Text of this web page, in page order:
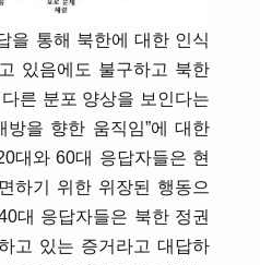
을 통해 북한에 대한 인식
있음에도 불구하고 북한
른 분포 양상을 보인다는
방을 향한 움직임”에 대한
대와 60대 응답자들은 현
하기 위한 위장된 행동으
대 응답자들은 북한 정권
고 있는 증거라고 대답하